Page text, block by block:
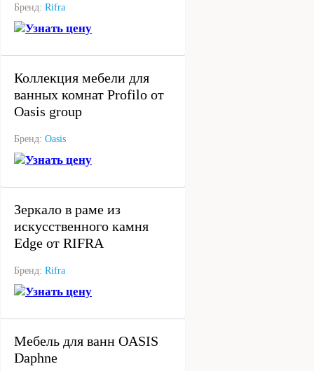
Бренд: Rifra
Узнать цену
Коллекция мебели для
ванных комнат Profilo от
Oasis group
Бренд: Oasis
Узнать цену
Зеркало в раме из
искусственного камня
Edge от RIFRA
Бренд: Rifra
Узнать цену
Мебель для ванн OASIS
Daphne